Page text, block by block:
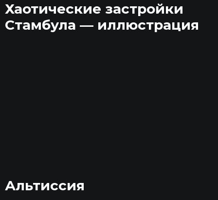
Хаотические застройки
Стамбула — иллюстрация
Альтиссия